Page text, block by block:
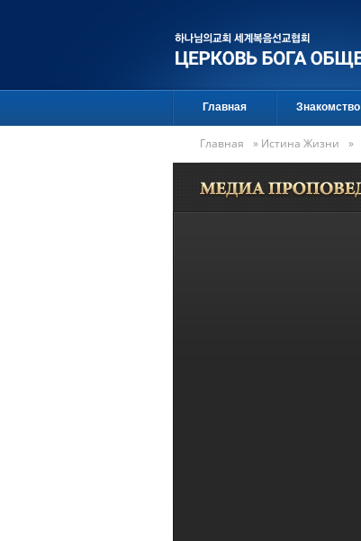
Главная Знакомство
Главная » Истина Жизни »